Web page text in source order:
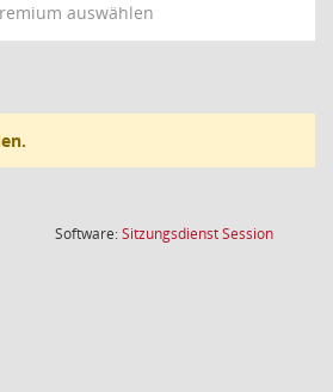
auswählen
Software:SitzungsdienstSession(Wird in